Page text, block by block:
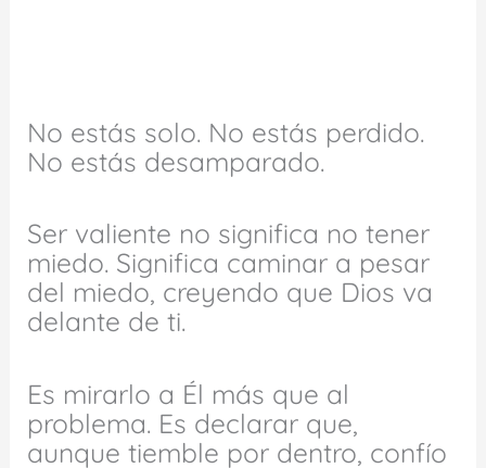
No estás solo. No estás perdido.
No estás desamparado.
Ser valiente no significa no tener
miedo. Significa caminar a pesar
del miedo, creyendo que Dios va
delante de ti.
Es mirarlo a Él más que al
problema. Es declarar que,
aunque tiemble por dentro, confío